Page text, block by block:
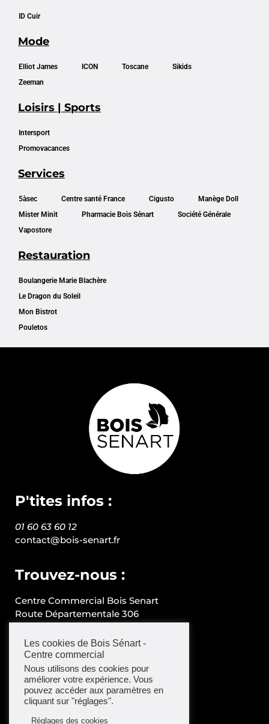
ID Cuir
Mode
Elliot James ICON Toscane
Sikids
Zeeman
Loisirs | Sports
Intersport
Promovacances
Services
5àsec Centre santé France Cigusto
Manège Doll
Mister Minit
Pharmacie Bois Sénart
Société Générale
Vapostore
Restauration
Boulangerie Marie Blachère
Le Dragon du Soleil
Mon Bistrot
Pouletos
P'tites infos :
01 60 63 60 12
contact@bois-senart.fr
Trouvez-nous :
Centre Commercial Bois Senart
Route Départementale 306
Suivez-nous :
Facebook
Instagram
Les cookies de Bois Sénart -
Centre commercial
Nous utilisons des cookies pour
améliorer votre expérience. Vous
pouvez accéder aux paramètres en
cliquant sur "réglages".
Réglages des cookies